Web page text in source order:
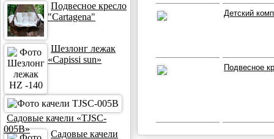
Подвесное кресло
"Cartagena"
Шезлонг лежак
«Capissi sun»
Садовые качели «TJSC-
005B»
Садовые качели
Детский
Подвесное